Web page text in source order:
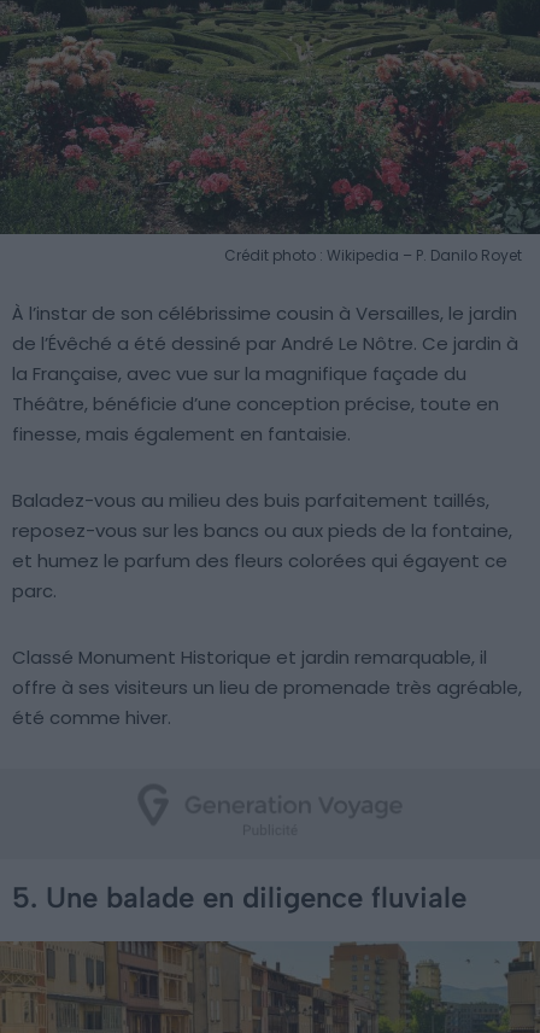
Crédit photo : Wikipedia – P. Danilo Royet
À l’instar de son célébrissime cousin à Versailles, le jardin
de l’Évêché a été dessiné par André Le Nôtre. Ce jardin à
la Française, avec vue sur la magnifique façade du
Théâtre, bénéficie d’une conception précise, toute en
finesse, mais également en fantaisie.
Baladez-vous au milieu des buis parfaitement taillés,
reposez-vous sur les bancs ou aux pieds de la fontaine,
et humez le parfum des fleurs colorées qui égayent ce
parc.
Classé Monument Historique et jardin remarquable, il
offre à ses visiteurs un lieu de promenade très agréable,
été comme hiver.
5. Une balade en diligence fluviale